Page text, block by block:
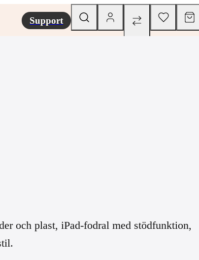
Support
och plast, iPad-fodral med stödfunktion,